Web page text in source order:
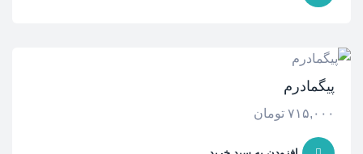
پیگمادرم
۷۱۵,۰۰۰ تومان